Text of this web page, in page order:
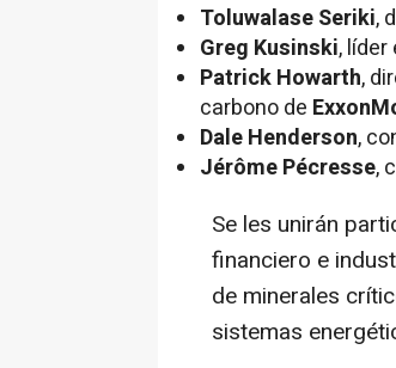
Toluwalase Seriki,
Greg Kusinski,
Patrick Howarth,
carbono de
Dale Henderson,
Jérôme Pécresse,
Se les unirán
financiero e
de minerales
sistemas